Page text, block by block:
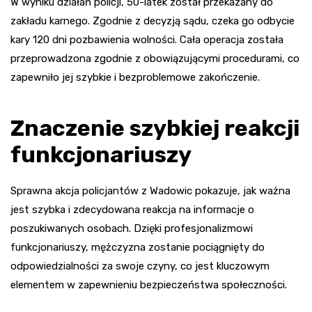
zakładu karnego. Zgodnie z decyzją sądu, czeka go odbycie
kary 120 dni pozbawienia wolności. Cała operacja została
przeprowadzona zgodnie z obowiązującymi procedurami, co
zapewniło jej szybkie i bezproblemowe zakończenie.
Znaczenie szybkiej reakcji
funkcjonariuszy
Sprawna akcja policjantów z Wadowic pokazuje, jak ważna
jest szybka i zdecydowana reakcja na informacje o
poszukiwanych osobach. Dzięki profesjonalizmowi
funkcjonariuszy, mężczyzna zostanie pociągnięty do
odpowiedzialności za swoje czyny, co jest kluczowym
elementem w zapewnieniu bezpieczeństwa społeczności.